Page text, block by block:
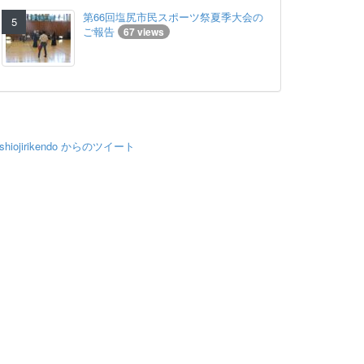
第66回塩尻市民スポーツ祭夏季大会の
ご報告
67 views
からのツイート